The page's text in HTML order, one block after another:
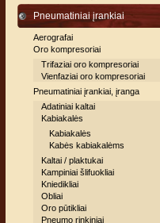
Pneumatiniai įrankiai
Aerografai
Oro kompresoriai
Trifaziai oro kompresoriai
Vienfaziai oro kompresoriai
Pneumatiniai įrankiai, įranga
Adatiniai kaltai
Kabiakalės
Kabiakalės
Kabės kabiakalėms
Kaltai / plaktukai
Kampiniai šlifuokliai
Kniedikliai
Obliai
Oro pūtikliai
Pneumo rinkiniai